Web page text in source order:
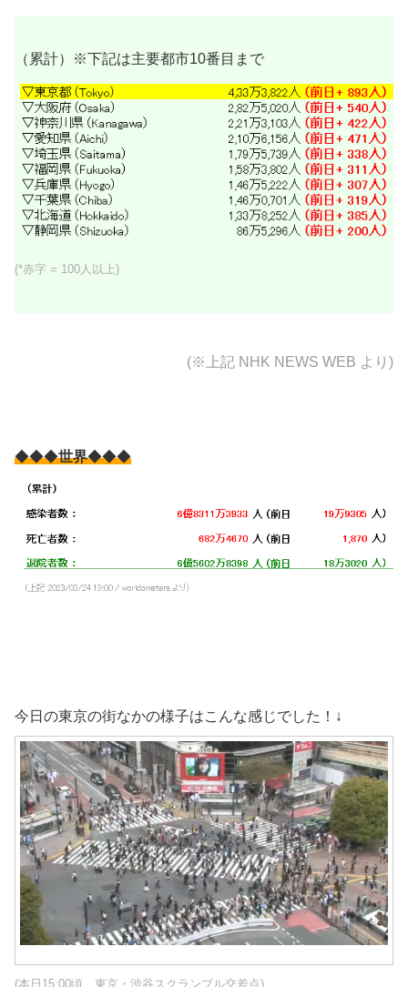
（累計）※下記は主要都市10番目まで
(*赤字 = 100人以上)
(※上記 NHK NEWS WEB より)
◆◆◆世界◆◆◆
今日の東京の街なかの様子はこんな感じでした！↓
(本日15:00頃 東京・渋谷スクランブル交差点)